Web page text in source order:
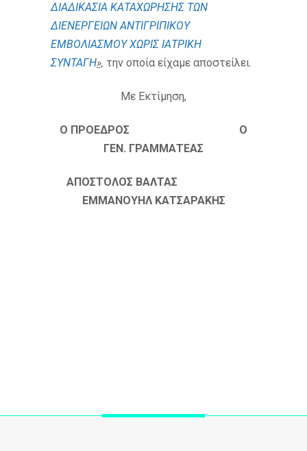
ΔΙΑΔΙΚΑΣΙΑ ΚΑΤΑΧΩΡΗΣΗΣ ΤΩΝ
ΔΙΕΝΕΡΓΕΙΩΝ ΑΝΤΙΓΡΙΠΙΚΟΥ
ΕΜΒΟΛΙΑΣΜΟΥ ΧΩΡΙΣ ΙΑΤΡΙΚΗ
ΣΥΝΤΑΓΗ», την οποία είχαμε αποστείλει.
Με Εκτίμηση,
Ο ΠΡΟΕΔΡΟΣ Ο
ΓΕΝ. ΓΡΑΜΜΑΤΕΑΣ
ΑΠΟΣΤΟΛΟΣ ΒΑΛΤΑΣ
ΕΜΜΑΝΟΥΗΛ ΚΑΤΣΑΡΑΚΗΣ